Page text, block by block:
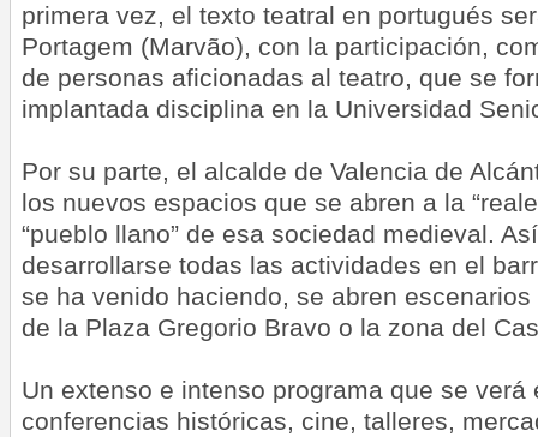
primera vez, el texto teatral en portugués
Portagem (Marvão), con la participación,
de personas aficionadas al teatro, que se
implantada disciplina en la Universidad
Por su parte, el alcalde de Valencia de
los nuevos espacios que se abren a la
“pueblo llano” de esa sociedad medieval.
desarrollarse todas las actividades en el
se ha venido haciendo, se abren
de la Plaza Gregorio Bravo o la zona del
Un extenso e intenso programa que se verá
conferencias históricas, cine, talleres,